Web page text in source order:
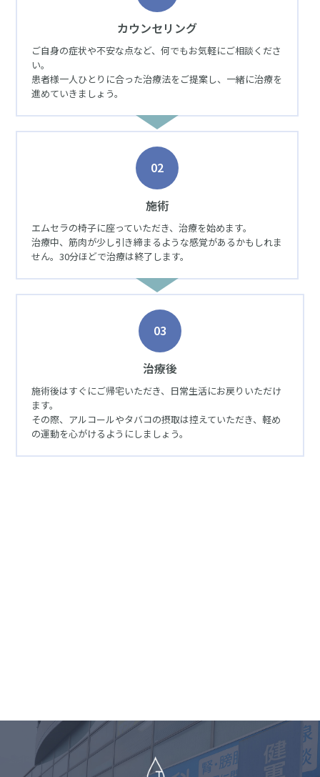
カウンセリング
ご自身の症状や不安な点など、何でもお気軽にご相談くださ
い。
患者様一人ひとりに合った治療法をご提案し、一緒に治療を
進めていきましょう。
02
施術
エムセラの椅子に座っていただき、治療を始めます。
治療中、筋肉が少し引き締まるような感覚があるかもしれま
せん。30分ほどで治療は終了します。
03
治療後
施術後はすぐにご帰宅いただき、日常生活にお戻りいただけ
ます。
その際、アルコールやタバコの摂取は控えていただき、軽め
の運動を心がけるようにしましょう。